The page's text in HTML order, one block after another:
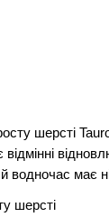
шерсті
водночас має
шерсті